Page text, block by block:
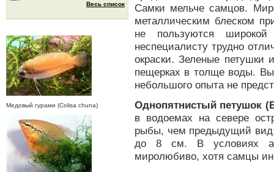
Самки мельче самцов.
металлическим блеском
не пользуются широкой
неспециалисту трудно
окраски. Зеленые петушки
пещерках в толще воды.
небольшого опыта не
Однопятнистый петушок
в водоемах на севере
рыбы, чем предыдущий
до 8 см. В условиях
миролюбиво, хотя самцы
Весь список
Медовый гурами (Colisa chuna)